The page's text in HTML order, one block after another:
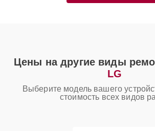
Цены на другие виды
LG
Выберите модель вашего
стоимость всех видов